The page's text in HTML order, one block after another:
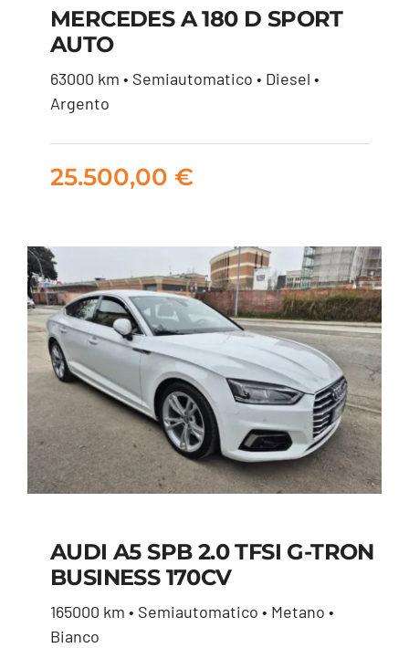
MERCEDES A 180 D
25.500,00€
MERCEDES A 180 D SPORT
AUTO
63000 km • Semiautomatico • Diesel •
Argento
25.500,00 €
AUDI A5 SPB 2.0 TFSI
G-TRON BUSINESS
AUDI A5 SPB 2.0 TFSI G-TRON
BUSINESS 170CV
165000 km • Semiautomatico • Metano •
Bianco